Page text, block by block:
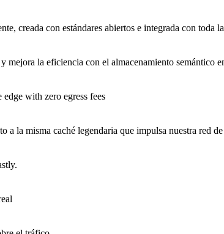
creada con estándares abiertos e integrada con toda
mejora la eficiencia con el almacenamiento semántico
with zero egress fees
a la misma caché legendaria que impulsa nuestra red